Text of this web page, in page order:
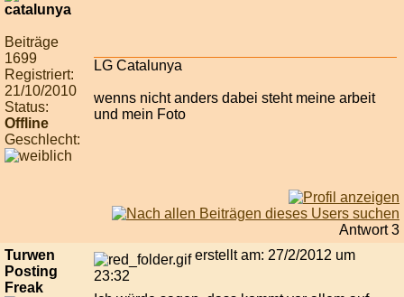
Beiträge
1699
Registriert:
21/10/2010
Status:
Offline
Geschlecht:
LG Catalunya
wenns nicht anders dabei steht meine arbeit
und mein Foto
Antwort 3
Turwen
Posting
Freak
erstellt am: 27/2/2012 um
23:32